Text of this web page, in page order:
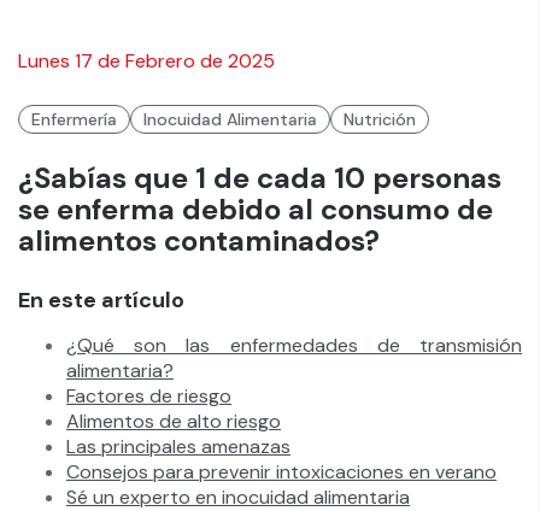
Lunes 17 de Febrero de 2025
Enfermería Inocuidad Alimentaria Nutrición
¿Sabías que 1 de cada 10 personas
se enferma debido al consumo de
alimentos contaminados?
En este artículo
¿Qué son las enfermedades de transmisión
alimentaria?
Factores de riesgo
Alimentos de alto riesgo
Las principales amenazas
Consejos para prevenir intoxicaciones en verano
Sé un experto en inocuidad alimentaria